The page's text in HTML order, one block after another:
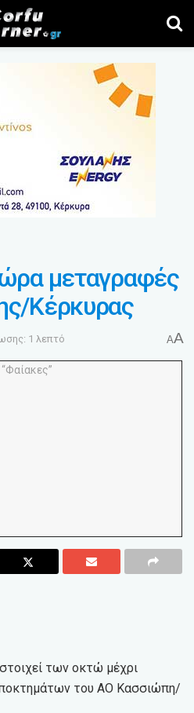
μεταγραφές
Κέρκυρας
1 λεπτό AA
των οκτώ μέχρι
του ΑΟ Κασσιώπη/